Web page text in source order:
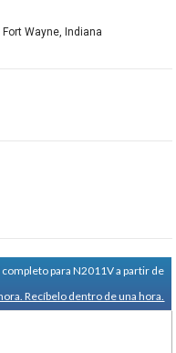
Wayne, Indiana
para N2011V a partir de
Recíbelo dentro de una hora.